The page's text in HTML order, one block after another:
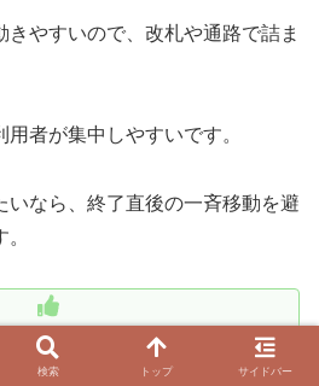
やすいので、改札や通路で詰ま
者が集中しやすいです。
いなら、終了直後の一斉移動を避
し時間をずらして動く、山車の
早めに駅へ向かう、といった
検索 トップ サイドバー